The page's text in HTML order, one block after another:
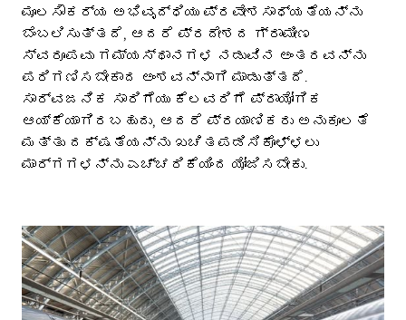
ಮೂಲಸೌಕರ್ಯ ಅಭಿವೃದ್ಧಿಯು ಪ್ರವೇಶಸಾಧ್ಯತೆಯನ್ನು
ಬೆಂಬಲಿಸುತ್ತದೆ, ಆದರೆ ಪ್ರದೇಶದ ಗ್ರಾಮೀಣ
ಸ್ವರೂಪವು ಗಮ್ಯಸ್ಥಾನಗಳ ನಡುವಿನ ಅಂತರವನ್ನು
ಪರಿಗಣಿಸಬೇಕಾದ ಅಂಶವನ್ನಾಗಿ ಮಾಡುತ್ತದೆ.
ಸಾರ್ವಜನಿಕ ಸಾರಿಗೆಯು ಕೆಲವರಿಗೆ ಪ್ರಾಯೋಗಿಕ
ಆಯ್ಕೆಯಾಗಿರಬಹುದು, ಆದರೆ ಪ್ರಯಾಣಿಕರು ಅನುಕೂಲತೆ
ಮತ್ತು ದಕ್ಷತೆಯನ್ನು ಖಚಿತಪಡಿಸಿಕೊಳ್ಳಲು
ಮಾರ್ಗಗಳನ್ನು ಎಚ್ಚರಿಕೆಯಿಂದ ಯೋಜಿಸಬೇಕು.